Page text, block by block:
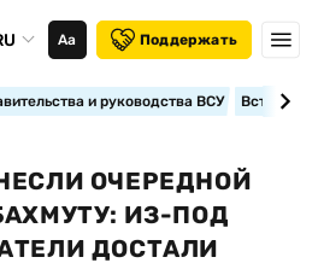
Аа Поддержать
и руководства ВСУ
ОЧЕРЕДНОЙ
ИЗ-ПОД
ДОСТАЛИ